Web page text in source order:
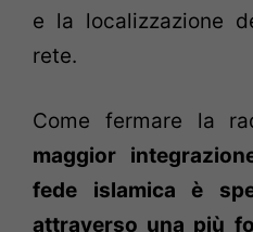
e la localizzazione
rete.
Come fermare la
maggior
fede islamica è
attraverso una più